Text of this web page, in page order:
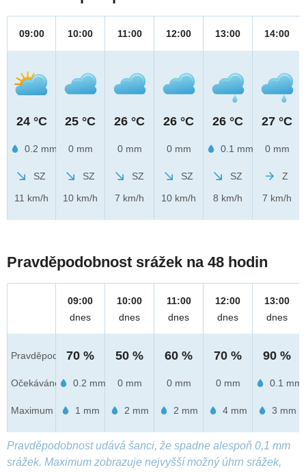
09:00
24 °C
0.2 mm
SZ
11 km/h
10:00
25 °C
0 mm
SZ
10 km/h
11:00
26 °C
0 mm
SZ
7 km/h
12:00
26 °C
0 mm
SZ
10 km/h
13:00
26 °C
0.1 mm
SZ
8 km/h
14:00
27 °C
0 mm
Z
7 km/h
Pravděpodobnost srážek na 48 hodin
Pravděpod.
Očekáváno
Maximum
09:00
dnes
70 %
0.2 mm
1 mm
10:00
dnes
50 %
0 mm
2 mm
11:00
dnes
60 %
0 mm
2 mm
12:00
dnes
70 %
0 mm
4 mm
13:00
dnes
90 %
0.1 mm
3 mm
Pravděpodobnost udává šanci, že spadne alespoň 0,1 mm
srážek. Maximum zobrazuje nejvyšší možný úhrn srážek,